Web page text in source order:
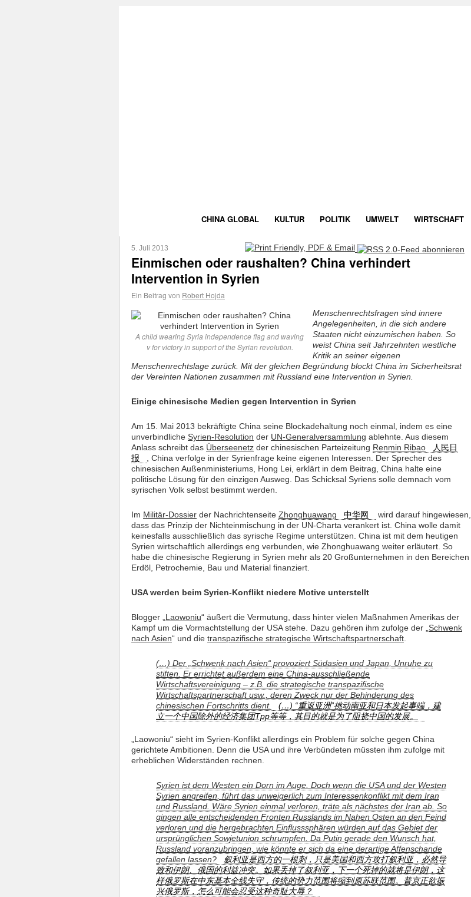
CHINA GLOBAL KULTUR POLITIK UMWELT WIRTSCHAFT
5. Juli 2013
Einmischen oder raushalten? China verhindert
Intervention in Syrien
Ein Beitrag von Robert Hojda
A child wearing Syria independence flag and waving
v for victory in support of the Syrian revolution.
Menschenrechtsfragen sind innere
Angelegenheiten, in die sich andere
Staaten nicht einzumischen haben. So
weist China seit Jahrzehnten westliche
Kritik an seiner eigenen
Menschenrechtslage zurück. Mit der gleichen Begründung blockt China im Sicherheitsrat
der Vereinten Nationen zusammen mit Russland eine Intervention in Syrien.
Einige chinesische Medien gegen Intervention in Syrien
Am 15. Mai 2013 bekräftigte China seine Blockadehaltung noch einmal, indem es eine
unverbindliche Syrien-Resolution der UN-Generalversammlung ablehnte. Aus diesem
Anlass schreibt das Überseenetz der chinesischen Parteizeitung Renmin Ribao
人民日
报
, China verfolge in der Syrienfrage keine eigenen Interessen. Der Sprecher des
chinesischen Außenministeriums, Hong Lei, erklärt in dem Beitrag, China halte eine
politische Lösung für den einzigen Ausweg. Das Schicksal Syriens solle demnach vom
syrischen Volk selbst bestimmt werden.
Im Militär-Dossier der Nachrichtenseite Zhonghuawang 中华网
wird darauf hingewiesen,
dass das Prinzip der Nichteinmischung in der UN-Charta verankert ist. China wolle damit
keinesfalls ausschließlich das syrische Regime unterstützen. China ist mit dem heutigen
Syrien wirtschaftlich allerdings eng verbunden, wie Zhonghuawang weiter erläutert. So
habe die chinesische Regierung in Syrien mehr als 20 Großunternehmen in den Bereichen
Erdöl, Petrochemie, Bau und Material finanziert.
USA werden beim Syrien-Konflikt niedere Motive unterstellt
Blogger „Laowoniu“ äußert die Vermutung, dass hinter vielen Maßnahmen Amerikas der
Kampf um die Vormachtstellung der USA stehe. Dazu gehören ihm zufolge der „Schwenk
nach Asien“ und die transpazifische strategische Wirtschaftspartnerschaft.
(…) Der „Schwenk nach Asien“ provoziert Südasien und Japan, Unruhe zu
stiften. Er errichtet außerdem eine China-ausschließende
Wirtschaftsvereinigung – z.B. die strategische transpazifische
Wirtschaftspartnerschaft usw., deren Zweck nur der Behinderung des
chinesischen Fortschritts dient.
(…) “重返亚洲”挑动南亚和日本发起事端，建
立一个中国除外的经济集团Tpp等等，其目的就是为了阻挠中国的发展。
„Laowoniu“ sieht im Syrien-Konflikt allerdings ein Problem für solche gegen China
gerichtete Ambitionen. Denn die USA und ihre Verbündeten müssten ihm zufolge mit
erheblichen Widerständen rechnen.
Syrien ist dem Westen ein Dorn im Auge. Doch wenn die USA und der Westen
Syrien angreifen, führt das unweigerlich zum Interessenkonflikt mit dem Iran
und Russland. Wäre Syrien einmal verloren, träte als nächstes der Iran ab. So
gingen alle entscheidenden Fronten Russlands im Nahen Osten an den Feind
verloren und die hergebrachten Einflusssphären würden auf das Gebiet der
ursprünglichen Sowjetunion schrumpfen. Da Putin gerade den Wunsch hat,
Russland voranzubringen, wie könnte er sich da eine derartige Affenschande
gefallen lassen?
叙利亚是西方的一根刺，只是美国和西方攻打叙利亚，必然导
致和伊朗、俄国的利益冲突。如果丢掉了叙利亚，下一个死掉的就将是伊朗，这
样俄罗斯在中东基本全线失守，传统的势力范围将缩到原苏联范围。普京正欲振
兴俄罗斯，怎么可能会忍受这种奇耻大辱？